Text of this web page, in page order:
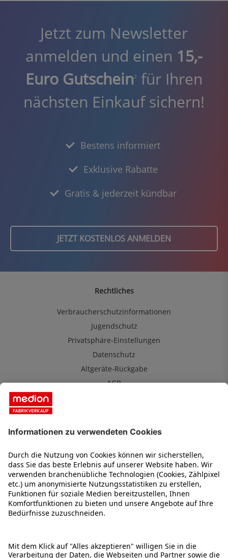
Jetzt zum Newsletter
anmelden und einen 15,-
Euro Gutschein2
für Ihren
nächsten Einkauf sichern!
Bestens informiert
Exklusive Rabatte
Gratis & jederzeit kündbar
JETZT KOSTENLOS ANMELDEN
Rechtliches
Verbraucherschutzinformationen
Jugendschutz
Privatsphäre-Einstellungen
Datenschutz
Altgeräte-Rückgabe
AGB
Kontakt
Karriere
Impressum
2 Jahre Garantie
Was ist B-Ware